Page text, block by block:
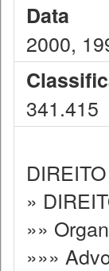
Data
2000,
341.415
»
»»
»»»